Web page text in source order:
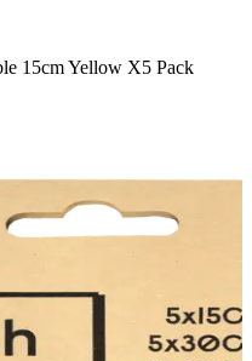
15cm Yellow X5 Pack